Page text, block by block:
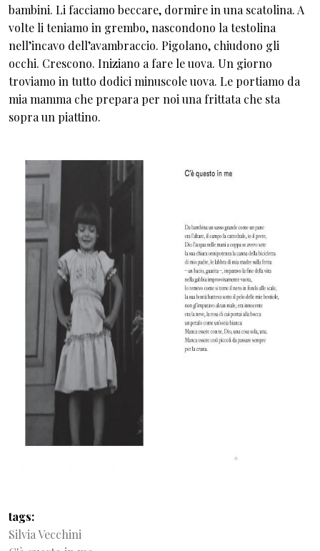
bambini. Li facciamo beccare, dormire in una scatolina. A
volte li teniamo in grembo, nascondono la testolina
nell’incavo dell’avambraccio. Pigolano, chiudono gli
occhi. Crescono. Iniziano a fare le uova. Un giorno
troviamo in tutto dodici minuscole uova. Le portiamo da
mia mamma che prepara per noi una frittata che sta
sopra un piattino.
tags
Silvia Vecchini